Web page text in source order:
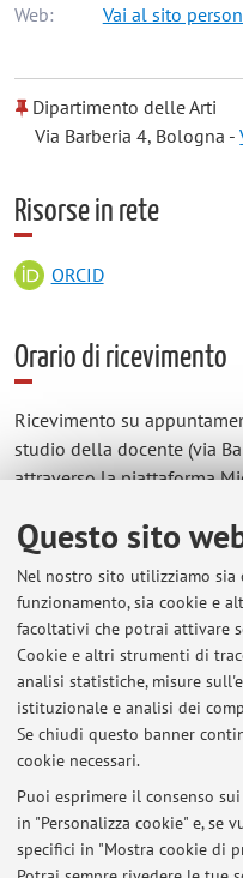
Questo sito
Nel nostro sito utilizziamo sia
funzionamento, sia cookie e
facoltativi che potrai attivare
Cookie e altri strumenti di
analisi statistiche, misure
istituzionale e analisi dei
Se chiudi questo banner
cookie necessari.
Puoi esprimere il consenso
in "Personalizza cookie" e, se
specifici in "Mostra cookie di
Web:
Vai al sito
Dipartimento delle Arti
Via Barberia 4, Bologna -
Risorse in rete
ORCID
Orario di ricevimento
Ricevimento su
studio della docente (via
attraverso la piattaforma
e orario inviare una mail
esiti esami 8 luglio - diritto
informazione e digital
Pubblicato il: 08 luglio 2026
esiti esame del 16 giugno
Pubblicato il: 18 giugno 2026
esiti esame del 26 maggio
diritto e informazione